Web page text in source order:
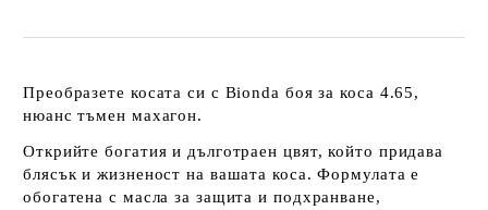
Преобразете косата си с Bionda боя за коса 4.65,
нюанс тъмен махагон.
Открийте богатия и дълготраен цвят, който придава
блясък и жизненост на вашата коса. Формулата е
обогатена с масла за защита и подхранване,